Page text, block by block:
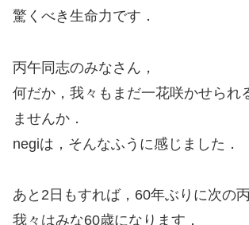
驚くべき生命力です．
丙午同志のみなさん，
何だか，我々もまだ一花咲かせられ
ませんか．
negiは，そんなふうに感じました．
あと2日もすれば，60年ぶりに次の
我々はみな60歳になります．